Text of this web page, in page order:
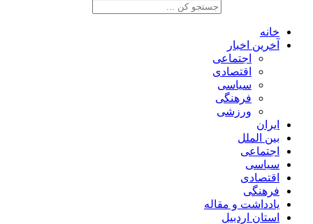
خانه
آخرین اخبار
اجتماعی
اقتصادی
سیاسی
فرهنگی
ورزشی
ایران
بین الملل
اجتماعی
سیاسی
اقتصادی
فرهنگی
یادداشت و مقاله
استان اردبیل